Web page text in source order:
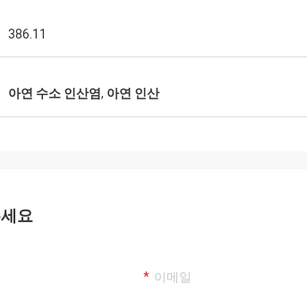
386.11
아연 수소 인산염, 아연 인산
요